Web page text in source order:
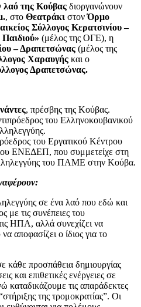
λαό της Κούβας διοργανώνουν
, στο Θεατράκι στονΌρμο
Σύλλογος Κερατσινίου –
(μέλος της ΟΓΕ), η
– Δραπετσώνας (μέλος της
Χαραυγής και ο
Δραπετσώνας.
, πρέσβης της Κούβας.
του Ελληνοκουβανικού
του Εργατικού Κέντρου
ΕΝΕΔΕΠ, που συμμετείχε στη
του ΠΑΜΕ στην Κούβα.
σε ένα λαό που εδώ και
με τις συνέπειες του
ΗΠΑ, αλλά συνεχίζει να
αποφασίζει ο ίδιος για το
κάθε προσπάθεια δημιουργίας
και επιθετικές ενέργειες σε
καταδικάζουμε τις απαράδεκτες
της τρομοκρατίας”. Οι